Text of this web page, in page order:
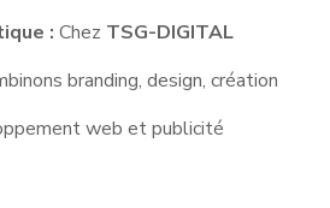
: Chez TSG-DIGITAL
branding, design, création
web et publicité